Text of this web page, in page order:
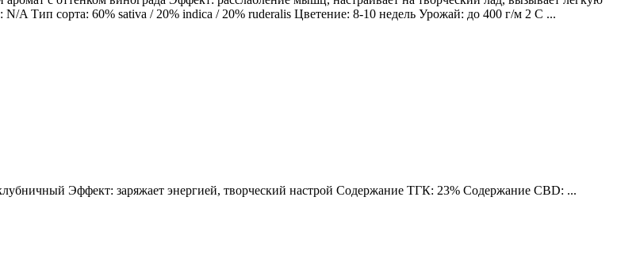
Тип сорта: 60% sativa / 20% indica / 20% ruderalis Цветение: 8-10 недель Урожай: до 400 г/м 2 С ...
Эффект: заряжает энергией, творческий настрой Содержание ТГК: 23% Содержание CBD: ...